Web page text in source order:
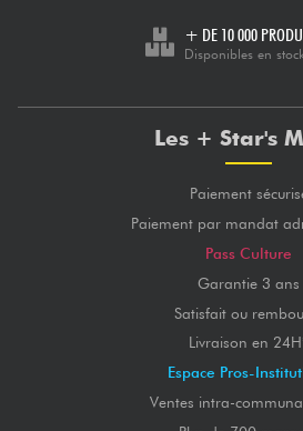
+ DE 10 000
Disponibles en
Les + Star's
Paiement
Paiement par mandat
Pass Culture
Garantie 3 ans
Satisfait ou
Livraison en
Espace Pros-
Ventes intra-